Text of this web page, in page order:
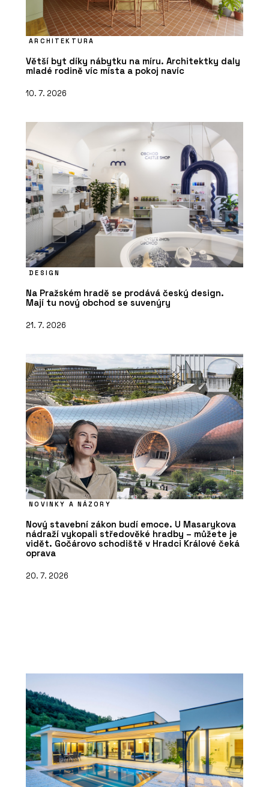
ARCHITEKTURA
Větší byt díky nábytku na míru. Architektky daly
mladé rodině víc místa a pokoj navíc
10. 7. 2026
DESIGN
Na Pražském hradě se prodává český design.
Mají tu nový obchod se suvenýry
21. 7. 2026
NOVINKY A NÁZORY
Nový stavební zákon budí emoce. U Masarykova
nádraží vykopali středověké hradby – můžete je
vidět. Gočárovo schodiště v Hradci Králové čeká
oprava
20. 7. 2026